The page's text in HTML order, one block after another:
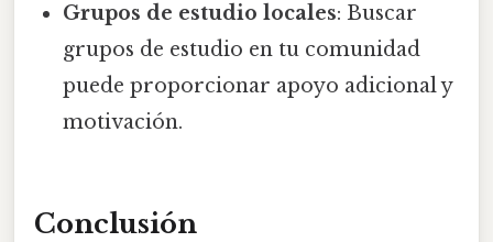
Grupos de estudio locales: Buscar
grupos de estudio en tu comunidad
puede proporcionar apoyo adicional y
motivación.
Conclusión